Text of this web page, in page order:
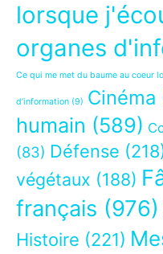
lorsque
organes
Ce qui me met du baume au coeur
d’information (9) Cinéma
humain (589)
(83) Défense
végétaux (188)
français (976)
Histoire (221)